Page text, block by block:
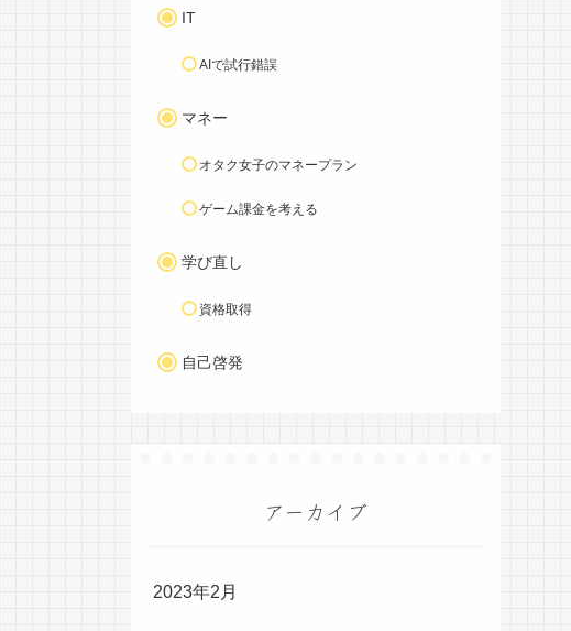
IT
AIで試行錯誤
マネー
オタク女子のマネープラン
ゲーム課金を考える
学び直し
資格取得
自己啓発
アーカイブ
2023年2月